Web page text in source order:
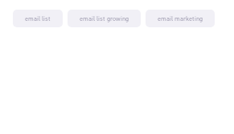
email list email list growing email marketing